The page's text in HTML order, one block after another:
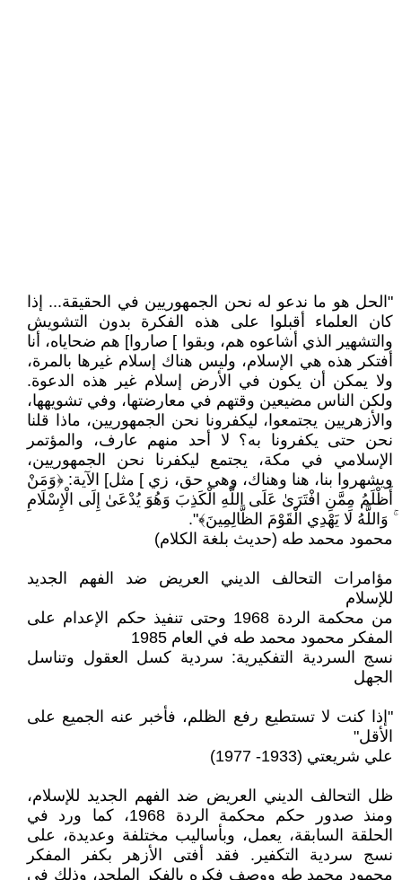
"الحل هو ما ندعو له نحن الجمهوريين في الحقيقة... إذا
كان العلماء أقبلوا على هذه الفكرة بدون التشويش
والتشهير الذي أشاعوه هم، وبقوا ] صاروا] هم ضحاياه، أنا
أفتكر هذه هي الإسلام، وليس هناك إسلام غيرها بالمرة،
ولا يمكن أن يكون في الأرض إسلام غير هذه الدعوة.
ولكن الناس مضيعين وقتهم في معارضتها، وفي تشويهها،
والأزهريين يجتمعوا، ليكفرونا نحن الجمهوريين، ماذا قلنا
نحن حتى يكفرونا به؟ لا أحد منهم عارف، والمؤتمر
الإسلامي في مكة، يجتمع ليكفرنا نحن الجمهوريين،
ويشهروا بنا، هنا وهناك، وهي حق، زي ] مثل] الآية: ﴿وَمَنْ
أَظْلَمُ مِمَّنِ افْتَرَىٰ عَلَى اللَّهِ الْكَذِبَ وَهُوَ يُدْعَىٰ إِلَى الْإِسْلَامِ
ۚ وَاللَّهُ لَا يَهْدِي الْقَوْمَ الظَّالِمِينَ﴾".
محمود محمد طه (حديث بلغة الكلام)
مؤامرات التحالف الديني العريض ضد الفهم الجديد
للإسلام
من محكمة الردة 1968 وحتى تنفيذ حكم الإعدام على
المفكر محمود محمد طه في العام 1985
نسج السردية التفكيرية: سردية كسل العقول وتناسل
الجهل
"إذا كنت لا تستطيع رفع الظلم، فأخبر عنه الجميع على
الأقل"
علي شريعتي (1933- 1977)
ظل التحالف الديني العريض ضد الفهم الجديد للإسلام،
ومنذ صدور حكم محكمة الردة 1968، كما ورد في
الحلقة السابقة، يعمل، وبأساليب مختلفة وعديدة، على
نسج سردية التكفير. فقد أفتى الأزهر بكفر المفكر
محمود محمد طه ووصف فكره بالفكر الملحد، وذلك في